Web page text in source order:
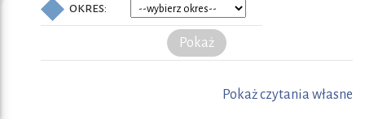
okres:
Pokaż
Pokaż czytania własne